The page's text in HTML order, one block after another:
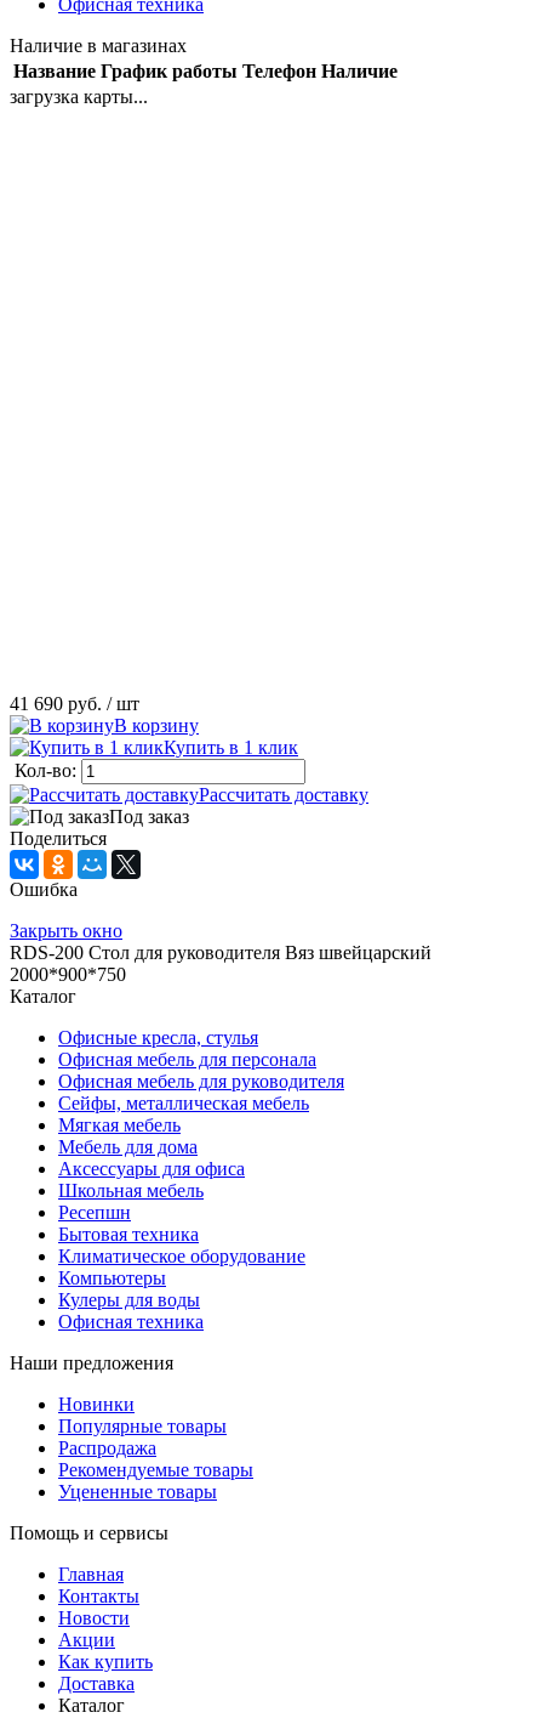
Офисная техника
Наличие в магазинах
Название График работы Телефон Наличие
загрузка карты...
41 690 руб. / шт
В корзину
Купить в 1 клик
Кол-во:
Рассчитать доставку
Под заказ
Поделиться
Ошибка
Закрыть окно
RDS-200 Стол для руководителя Вяз швейцарский
2000*900*750
Каталог
Офисные кресла, стулья
Офисная мебель для персонала
Офисная мебель для руководителя
Сейфы, металлическая мебель
Мягкая мебель
Мебель для дома
Аксессуары для офиса
Школьная мебель
Ресепшн
Бытовая техника
Климатическое оборудование
Компьютеры
Кулеры для воды
Офисная техника
Наши предложения
Новинки
Популярные товары
Распродажа
Рекомендуемые товары
Уцененные товары
Помощь и сервисы
Главная
Контакты
Новости
Акции
Как купить
Доставка
Каталог